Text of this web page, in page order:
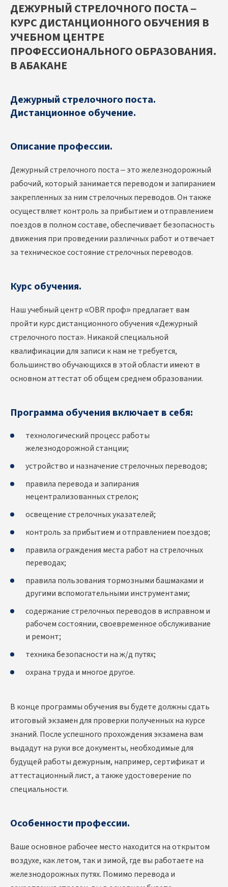
ДЕЖУРНЫЙ СТРЕЛОЧНОГО ПОСТА –
КУРС ДИСТАНЦИОННОГО ОБУЧЕНИЯ В
УЧЕБНОМ ЦЕНТРЕ
ПРОФЕССИОНАЛЬНОГО ОБРАЗОВАНИЯ.
В АБАКАНЕ
Дежурный стрелочного поста.
Дистанционное обучение.
Описание профессии.
Дежурный стрелочного поста – это железнодорожный
рабочий, который занимается переводом и запиранием
закрепленных за ним стрелочных переводов. Он также
осуществляет контроль за прибытием и отправлением
поездов в полном составе, обеспечивает безопасность
движения при проведении различных работ и отвечает
за техническое состояние стрелочных переводов.
Курс обучения.
Наш учебный центр «OBR проф» предлагает вам
пройти курс дистанционного обучения «Дежурный
стрелочного поста». Никакой специальной
квалификации для записи к нам не требуется,
большинство обучающихся в этой области имеют в
основном аттестат об общем среднем образовании.
Программа обучения включает в себя:
технологический процесс работы
железнодорожной станции;
устройство и назначение стрелочных переводов;
правила перевода и запирания
нецентрализованных стрелок;
освещение стрелочных указателей;
контроль за прибытием и отправлением поездов;
правила ограждения места работ на стрелочных
переводах;
правила пользования тормозными башмаками и
другими вспомогательными инструментами;
содержание стрелочных переводов в исправном и
рабочем состоянии, своевременное обслуживание
и ремонт;
техника безопасности на ж/д путях;
охрана труда и многое другое.
В конце программы обучения вы будете должны сдать
итоговый экзамен для проверки полученных на курсе
знаний. После успешного прохождения экзамена вам
выдадут на руки все документы, необходимые для
будущей работы дежурным, например, сертификат и
аттестационный лист, а также удостоверение по
специальности.
Особенности профессии.
Ваше основное рабочее место находится на открытом
воздухе, как летом, так и зимой, где вы работаете на
железнодорожных путях. Помимо перевода и